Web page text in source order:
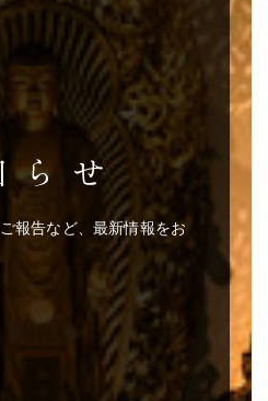
らせ
報告など、最新情報をお